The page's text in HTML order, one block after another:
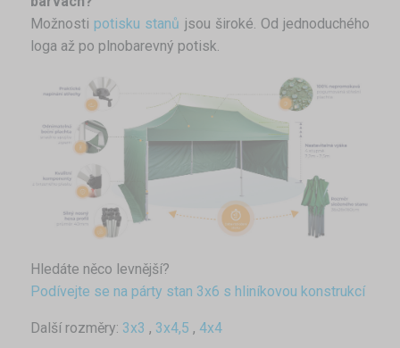
Možnostipotisku stanů jsou široké. Od jednoduchého
loga až po plnobarevný potisk.
Hledáte něco levnější?
Podívejte se na párty stan 3x6 s hliníkovou konstrukcí
Další rozměry: 3x3 , 3x4,5 , 4x4